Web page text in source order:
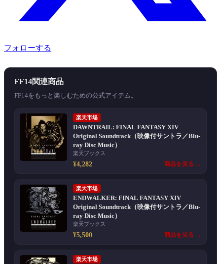
フォローする
FF14関連商品
FF14をもっと楽しむための公式アイテム。
楽天市場
DAWNTRAIL: FINAL FANTASY XIV
Original Soundtrack（映像付サントラ／Blu-
ray Disc Music）
楽天ブックス
¥4,282 商品を見る →
楽天市場
ENDWALKER: FINAL FANTASY XIV
Original Soundtrack（映像付サントラ／Blu-
ray Disc Music）
楽天ブックス
¥5,500 商品を見る →
楽天市場